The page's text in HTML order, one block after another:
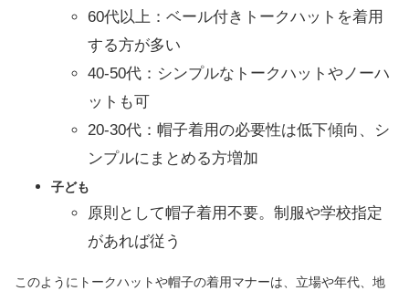
60代以上：ベール付きトークハットを着用
する方が多い
40-50代：シンプルなトークハットやノーハ
ットも可
20-30代：帽子着用の必要性は低下傾向、シ
ンプルにまとめる方増加
子ども
原則として帽子着用不要。制服や学校指定
があれば従う
このようにトークハットや帽子の着用マナーは、立場や年代、地